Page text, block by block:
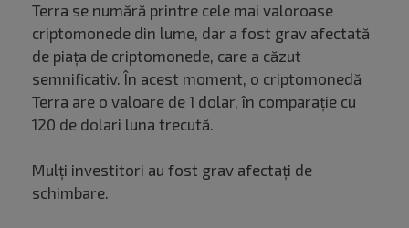
Terra se numără printre cele mai valoroase
criptomonede din lume, dar a fost grav afectată
de piața de criptomonede, care a căzut
semnificativ. În acest moment, o criptomonedă
Terra are o valoare de 1 dolar, în comparație cu
120 de dolari luna trecută.
Mulți investitori au fost grav afectați de
schimbare.